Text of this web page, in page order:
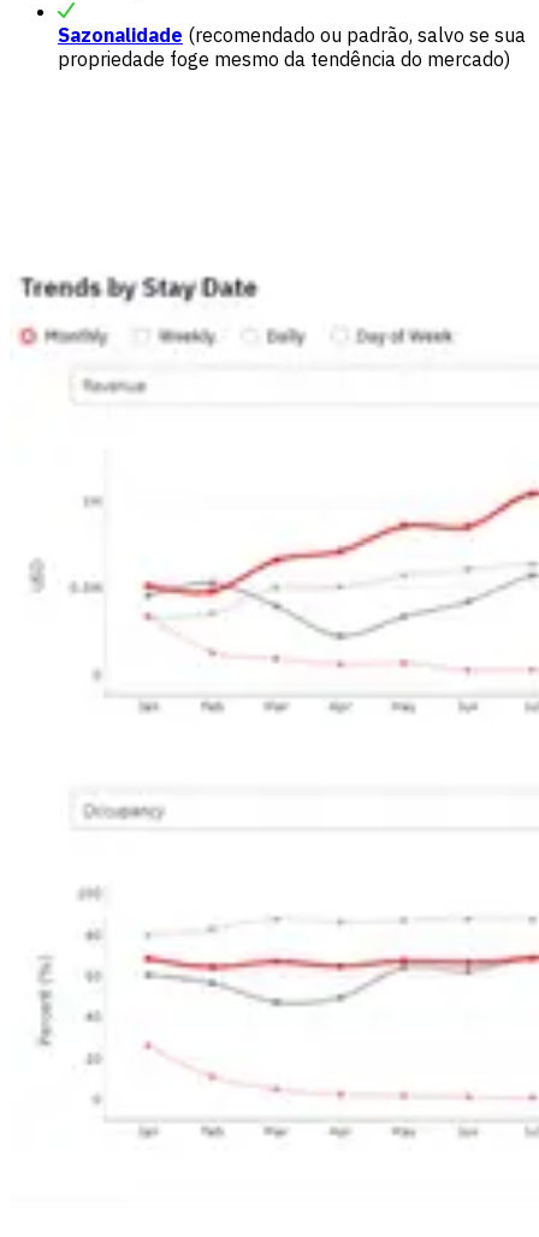
Sazonalidade (recomendado ou padrão, salvo se sua
propriedade foge mesmo da tendência do mercado)